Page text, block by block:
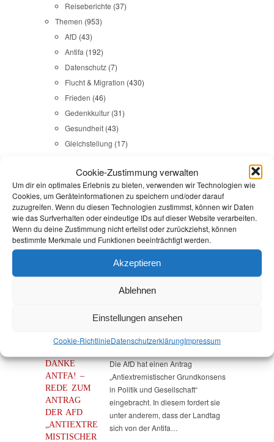
Cookie-Zustimmung verwalten
Um dir ein optimales Erlebnis zu bieten, verwenden wir Technologien wie
Cookies, um Geräteinformationen zu speichern und/oder darauf
zuzugreifen. Wenn du diesen Technologien zustimmst, können wir Daten
wie das Surfverhalten oder eindeutige IDs auf dieser Website verarbeiten.
Wenn du deine Zustimmung nicht erteilst oder zurückziehst, können
bestimmte Merkmale und Funktionen beeinträchtigt werden.
Akzeptieren
Ablehnen
Einstellungen ansehen
Cookie-RichtlinieDatenschutz­erklärungImpressum
Reiseberichte (37)
Themen (953)
AfD (43)
Antifa (192)
Datenschutz (7)
Flucht & Migration (430)
Frieden (46)
Gedenkkultur (31)
Gesundheit (43)
Gleichstellung (17)
Kommunales(107)
LINKES(108)
NSU(29)
Religion & Dialog(35)
Sicherheit(98)
DANKE
ANTFA! –
REDE ZUM
ANTRAG
DER AFD
„ANTIEXTRE
MISTISCHER
Die AfD hat einen Antrag
„Antiextremistischer Grundkonsens
in Politik und Gesellschaft“
eingebracht. In diesem fordert sie
unter anderem, dass der Landtag
sich von der Antifa…